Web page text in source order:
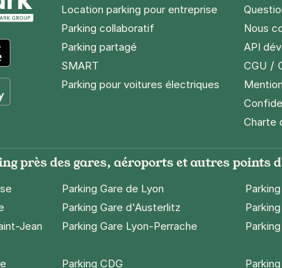
Location parking pour entreprise
Parking collaboratif
Parking partagé
SMART
Parking pour voitures électriques
Nous
API
CGU /
Charte
près des gares, aéroports et autres points
Parking Gare de Lyon
Parking Gare d'Austerlitz
Jean
Parking Gare Lyon-Perrache
Parking CDG